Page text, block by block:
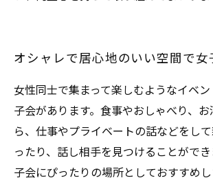
オシャレで居心地のいい空間で女
女性同士で集まって楽しむようなイベ
子会があります。食事やおしゃべり、
ら、仕事やプライベートの話などをし
ったり、話し相手を見つけることがで
子会にぴったりの場所としておすすめ